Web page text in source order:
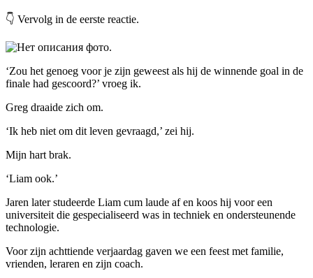
👇 Vervolg in de eerste reactie.
‘Zou het genoeg voor je zijn geweest als hij de winnende goal in de
finale had gescoord?’ vroeg ik.
Greg draaide zich om.
‘Ik heb niet om dit leven gevraagd,’ zei hij.
Mijn hart brak.
‘Liam ook.’
Jaren later studeerde Liam cum laude af en koos hij voor een
universiteit die gespecialiseerd was in techniek en ondersteunende
technologie.
Voor zijn achttiende verjaardag gaven we een feest met familie,
vrienden, leraren en zijn coach.